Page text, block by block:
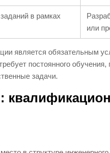
в рамках
или
является обязательным
постоянного
задачи.